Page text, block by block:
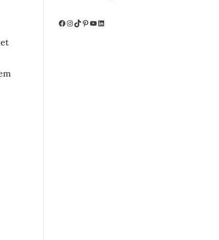
Facebook
Instagram
TikTok
Pinterest
YouTube
LinkedIn